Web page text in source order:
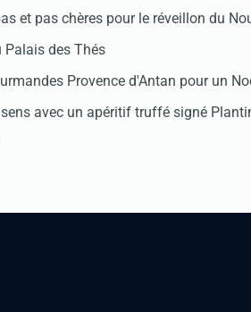
et pas chères pour le réveillon du
Palais des Thés
Provence d'Antan pour un
sens avec un apéritif truffé signé